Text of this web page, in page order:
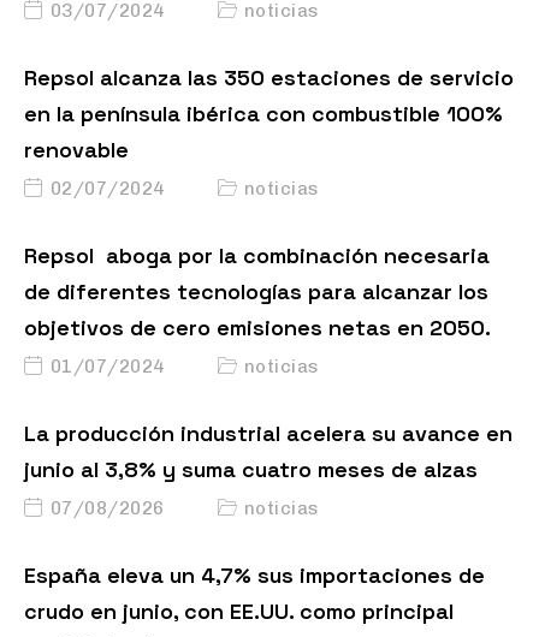
03/07/2024 noticias
Repsol alcanza las 350 estaciones de servicio
en la península ibérica con combustible 100%
renovable
02/07/2024 noticias
Repsol aboga por la combinación necesaria
de diferentes tecnologías para alcanzar los
objetivos de cero emisiones netas en 2050.
01/07/2024 noticias
La producción industrial acelera su avance en
junio al 3,8% y suma cuatro meses de alzas
07/08/2026 noticias
España eleva un 4,7% sus importaciones de
crudo en junio, con EE.UU. como principal